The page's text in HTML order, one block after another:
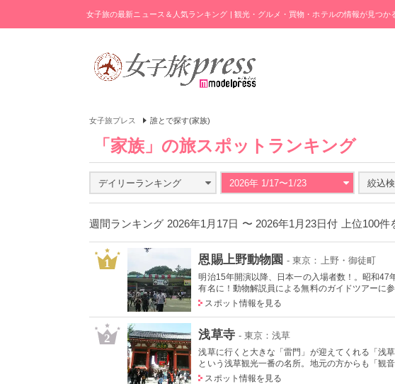
女子旅の最新ニュース＆人気ランキング | 観光・グルメ・買物・ホテルの情報が見つか
女子旅プレス 誰とで探す(家族)
「家族」の旅スポットランキング
デイリーランキング 2026年 1/17〜1/23 絞込
週間ランキング 2026年1月17日 〜 2026年1月23日付 上位100件
1 恩賜上野動物園 - 東京：上野・御徒町
明治15年開演以降、日本一の入場者数！。昭和47
有名に！動物解説員による無料のガイドツアーに
スポット情報を見る
2 浅草寺 - 東京：浅草
浅草に行くと大きな「雷門」が迎えてくれる「浅
という浅草観光一番の名所。地元の方からも「観
スポット情報を見る